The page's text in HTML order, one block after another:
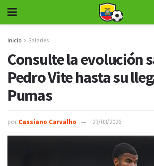
Inicio Salaries
Consulte la evolución
Pedro Vite hasta su
Pumas
por Cassiano Carvalho 23/03/2026